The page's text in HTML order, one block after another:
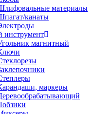
материалы
канаты
инструмент
магнитный
маркеры